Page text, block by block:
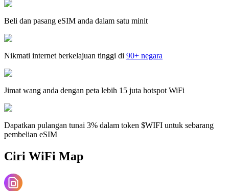
Beli dan pasang eSIM anda dalam satu minit
Nikmati internet berkelajuan tinggi di 90+ negara
Jimat wang anda dengan peta lebih 15 juta hotspot WiFi
Dapatkan pulangan tunai 3% dalam token $WIFI untuk sebarang
pembelian eSIM
Ciri WiFi Map